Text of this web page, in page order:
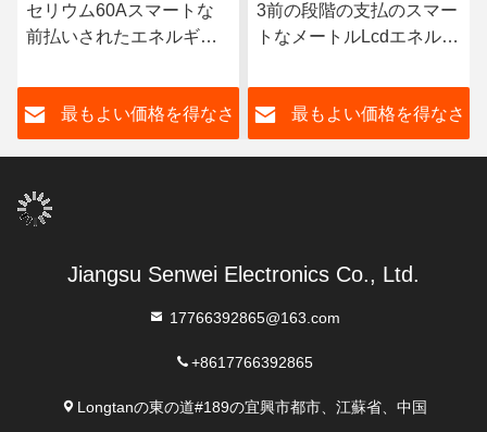
セリウム60Aスマートな
前払いされたエネルギー
モニタリング システムと
の電気を前払いした
最もよい価格を得なさ
3前の段階の支払のスマー
トなメートルLcdエネルギ
イヤー多チャネル
最もよい価格を得なさ
Jiangsu Senwei Electronics Co., Ltd.
17766392865@163.com
+8617766392865
Longtanの東の道#189の宜興市都市、江蘇省、中国